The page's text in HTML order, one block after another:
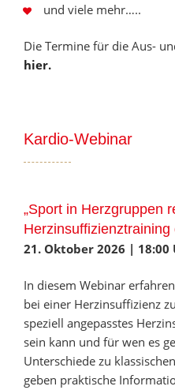
und viele mehr…..
Die Termine für die Aus-
hier.
Kardio-Webinar
„Sport in Herzgruppen
21. Oktober 2026 |
In diesem Webinar
bei einer Herzinsuffizienz
speziell angepasstes
sein kann und für wen es
Unterschiede zu
geben praktische